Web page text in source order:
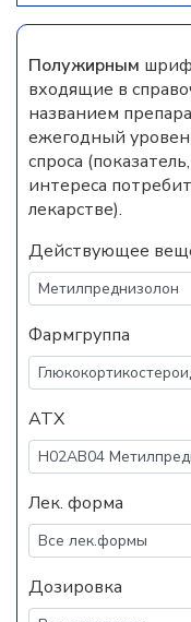
Полужирным
входящие в
названием
ежегодный
спроса
интереса
лекарстве).
Действующее
Фармгруппа
АТХ
Лек. форма
Дозировка